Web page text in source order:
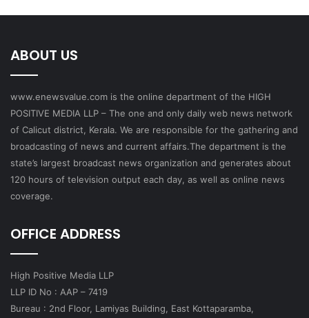
ABOUT US
www.enewsvalue.com is the online department of the HIGH
POSITIVE MEDIA LLP – The one and only daily web news network
of Calicut district, Kerala. We are responsible for the gathering and
broadcasting of news and current affairs.The department is the
state’s largest broadcast news organization and generates about
120 hours of television output each day, as well as online news
coverage.
OFFICE ADDRESS
High Positive Media LLP
LLP ID No : AAP – 7419
Bureau : 2nd Floor, Lamiyas Building, East Kottaparamba,